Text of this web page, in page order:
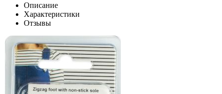
Описание
Характеристики
Отзывы